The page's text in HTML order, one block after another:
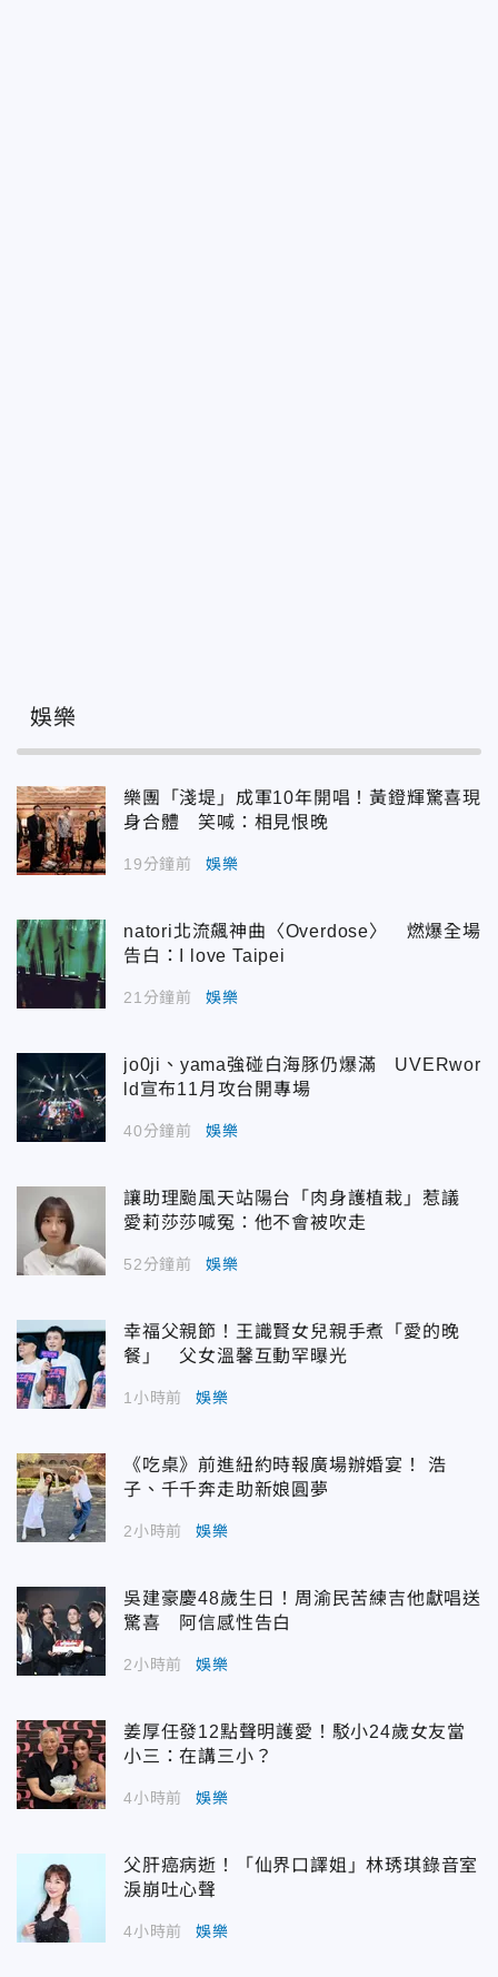
娛樂
樂團「淺堤」成軍10年開唱！黃鐙輝驚喜現
身合體 笑喊：相見恨晚
19分鐘前 娛樂
natori北流飆神曲〈Overdose〉 燃爆全場
告白：I love Taipei
21分鐘前 娛樂
jo0ji、yama強碰白海豚仍爆滿 UVERwor
ld宣布11月攻台開專場
40分鐘前 娛樂
讓助理颱風天站陽台「肉身護植栽」惹議
愛莉莎莎喊冤：他不會被吹走
52分鐘前 娛樂
幸福父親節！王識賢女兒親手煮「愛的晚
餐」 父女溫馨互動罕曝光
1小時前 娛樂
《吃桌》前進紐約時報廣場辦婚宴！ 浩
子、千千奔走助新娘圓夢
2小時前 娛樂
吳建豪慶48歲生日！周渝民苦練吉他獻唱送
驚喜 阿信感性告白
2小時前 娛樂
姜厚任發12點聲明護愛！駁小24歲女友當
小三：在講三小？
4小時前 娛樂
父肝癌病逝！「仙界口譯姐」林琇琪錄音室
淚崩吐心聲
4小時前 娛樂